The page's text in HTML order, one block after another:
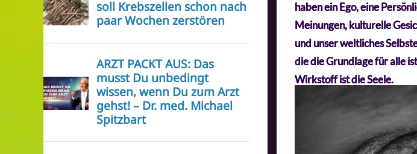
haben ein Ego, eine
Meinungen, kulturelle
und unser weltliches
die die Grundlage für alle
Wirkstoff ist die Seele.